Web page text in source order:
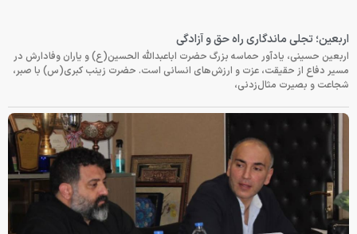
اربعین؛ تجلی ماندگاری راه حق و آزادگی
اربعین حسینی، یادآور حماسه بزرگ حضرت اباعبدالله الحسین(ع) و یاران وفادارش در
مسیر دفاع از حقیقت، عزت و ارزش‌های انسانی است. حضرت زینب کبری(س) با صبر،
شجاعت و بصیرت مثال‌زدنی،